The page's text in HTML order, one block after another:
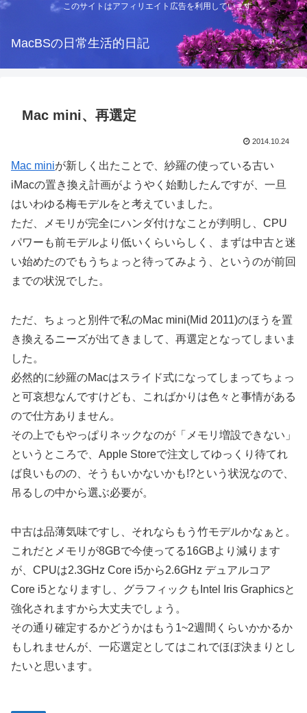
このサイトはアフィリエイト広告を利用しています
MacBSの日常生活的日記
Mac mini、再選定
2014.10.24
Mac miniが新しく出たことで、紗羅の使っている古い
iMacの置き換え計画がようやく始動したんですが、一旦
はいわゆる梅モデルをと考えていました。
ただ、メモリが完全にハンダ付けなことが判明し、CPU
パワーも前モデルより低いくらいらしく、まずは中古と迷
い始めたのでもうちょっと待ってみよう、というのが前回
までの状況でした。
ただ、ちょっと別件で私のMac mini(Mid 2011)のほうを置
き換えるニーズが出てきまして、再選定となってしまいま
した。
必然的に紗羅のMacはスライド式になってしまってちょっ
と可哀想なんですけども、こればかりは色々と事情がある
ので仕方ありません。
その上でもやっぱりネックなのが「メモリ増設できない」
というところで、Apple Storeで注文してゆっくり待てれ
ば良いものの、そうもいかないかも!?という状況なので、
吊るしの中から選ぶ必要が。
中古は品薄気味ですし、それならもう竹モデルかなぁと。
これだとメモリが8GBで今使ってる16GBより減ります
が、CPUは2.3GHz Core i5から2.6GHz デュアルコア
Core i5となりますし、グラフィックもIntel Iris Graphicsと
強化されますから大丈夫でしょう。
その通り確定するかどうかはもう1~2週間くらいかかるか
もしれませんが、一応選定としてはこれでほぼ決まりとし
たいと思います。